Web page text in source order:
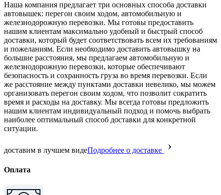
Наша компания предлагает три основных способа доставки
автовышек: перегон своим ходом, автомобильную и
железнодорожную перевозки. Мы готовы предоставить
нашим клиентам максимально удобный и быстрый способ
доставки, который будет соответствовать всем их требованиям
и пожеланиям. Если необходимо доставить автовышку на
большие расстояния, мы предлагаем автомобильную и
железнодорожную перевозки, которые обеспечивают
безопасность и сохранность груза во время перевозки. Если
же расстояние между пунктами доставки невелико, мы можем
организовать перегон своим ходом, что позволит сократить
время и расходы на доставку. Мы всегда готовы предложить
нашим клиентам индивидуальный подход и помочь выбрать
наиболее оптимальный способ доставки для конкретной
ситуации.
доставим в лучшем видеПодробнее о доставке
Оплата